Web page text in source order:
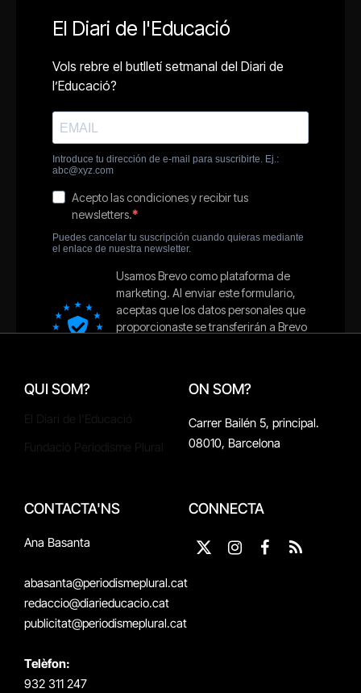
QUI SOM? ON SOM?
Carrer Bailén 5, principal.
08010, Barcelona
CONTACTA'NS
Ana Basanta
abasanta@periodismeplural.cat
redaccio@diarieducacio.cat
publicitat@periodismeplural.cat
Telèfon:
932 311 247
CONNECTA
X
InstagramFacebook
RSS